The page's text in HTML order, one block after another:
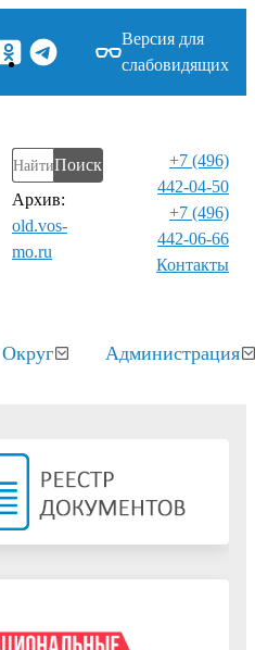
Версия для
слабовидящих
Поиск
Архив:
old.vos-
mo.ru
+7 (496)
442-04-50
+7 (496)
442-06-66
Контакты⁠
Округ Администрация